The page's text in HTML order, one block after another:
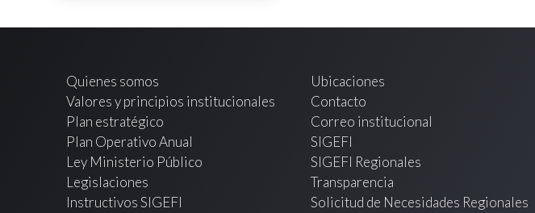
Quienes somos
Valores y principios institucionales
Plan estratégico
Plan Operativo Anual
Ley Ministerio Público
Legislaciones
Instructivos SIGEFI
Ubicaciones
Contacto
Correo institucional
SIGEFI
SIGEFI Regionales
Transparencia
Solicitud de Necesidades Regionales